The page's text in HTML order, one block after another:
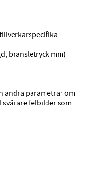
bränsletryck mm)
andra parametrar om
felbilder som